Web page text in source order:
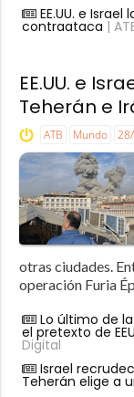
EE.UU. e
contraataca |
EE.UU. e
Teherán e
ATB Mundo
otras ciudades.
operación Furia
Lo último de
el pretexto de
Digital
Israel
Teherán elige a